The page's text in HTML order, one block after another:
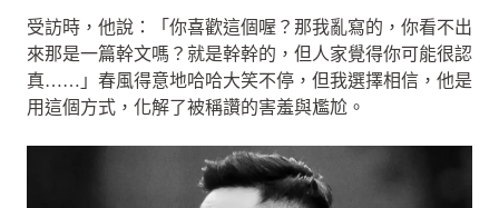
受訪時，他說：「你喜歡這個喔？那我亂寫的，你看不出
來那是一篇幹文嗎？就是幹幹的，但人家覺得你可能很認
真……」春風得意地哈哈大笑不停，但我選擇相信，他是
用這個方式，化解了被稱讚的害羞與尷尬。